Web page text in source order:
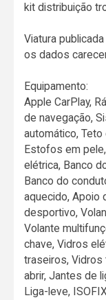
kit distribuição
Viatura
os dados
Equipamento:
Apple CarPlay,
de navegação,
automático,
Estofos em
elétrica, Banco
Banco do
aquecido, Apoio
desportivo,
Volante
chave, Vidros
traseiros,
abrir, Jantes de
Liga-leve,